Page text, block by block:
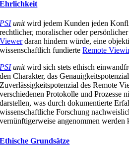
Ehrlichkeit
PSIunitwird jedem Kunden jeden
rechtlicher, moralischer oder
Viewerdaran hindern würde, eine
wissenschaftlich fundierteRemote
PSIunitwird sich stets ethisch
den Charakter, das
Zuverlässigkeitspotenzial des Remote
verschiedenen Protokolle und Prozesse
darstellen, was durch dokumentierte
wissenschaftliche Forschung
vernünftigerweise angenommen werden
Ethische Grundsätze